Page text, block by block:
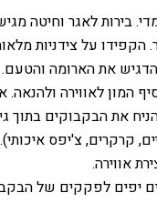
הקפידו על צידניות
את הארומה והטעם.
המון לאווירה
את הבקבוקים
קרקרים, צ'יפס
אווירה.
יפים לפקקים של